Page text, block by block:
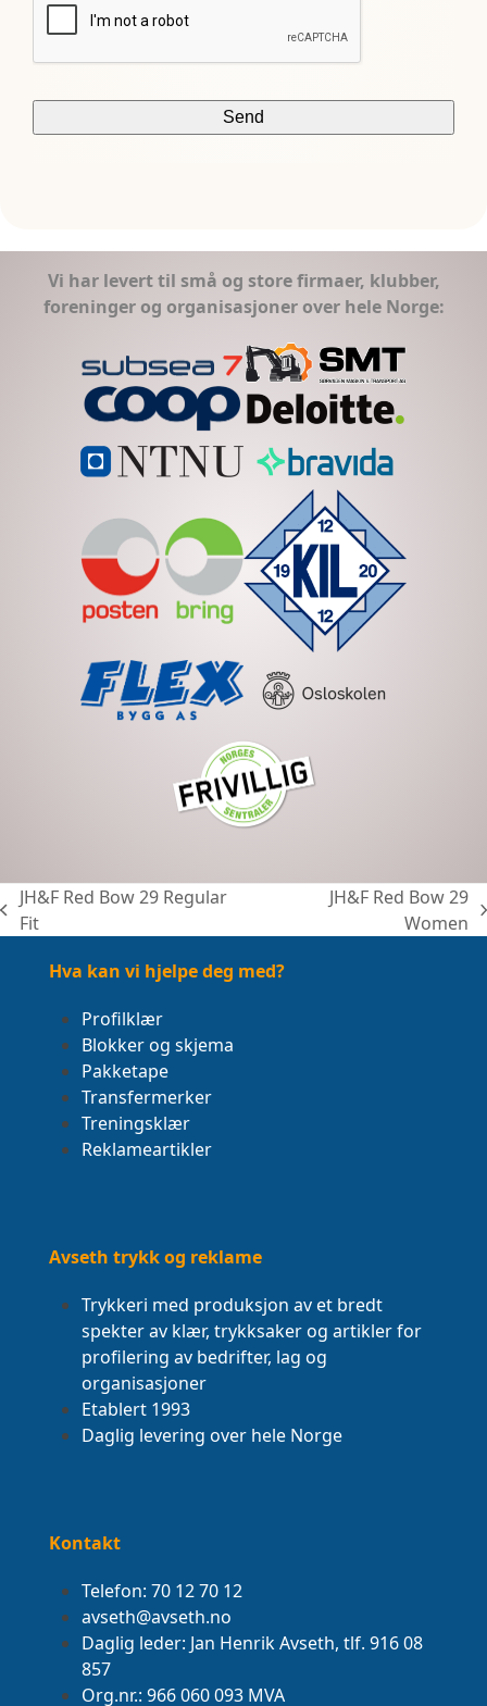
Vi har levert til små og store firmaer, klubber,
foreninger og organisasjoner over hele Norge:
previous
JH&F Red Bow 29 Regular
Fit
JH&F Red Bow 29
Women
Hva kan vi hjelpe deg med?
Profilklær
Blokker og skjema
Pakketape
Transfermerker
Treningsklær
Reklameartikler
Avseth trykk og reklame
Trykkeri med produksjon av et bredt
spekter av klær, trykksaker og artikler for
profilering av bedrifter, lag og
organisasjoner
Etablert 1993
Daglig levering over hele Norge
Kontakt
Telefon: 70 12 70 12
avseth@avseth.no
Daglig leder: Jan Henrik Avseth, tlf. 916 08
857
Org.nr.: 966 060 093 MVA